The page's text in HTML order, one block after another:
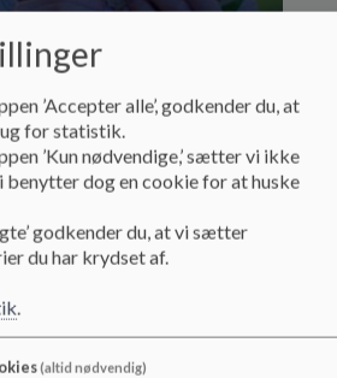
’Accepter alle’, godkender du, at
for statistik.
’Kun nødvendige,’ sætter vi ikke
dog en cookie for at huske
godkender du, at vi sætter
du har krydset af.
.
(altid nødvendig)